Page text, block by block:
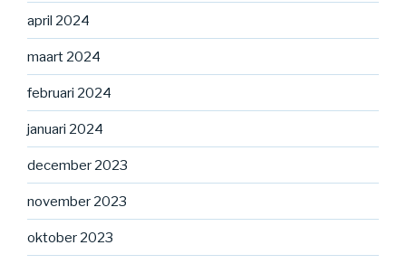
april 2024
maart 2024
februari 2024
januari 2024
december 2023
november 2023
oktober 2023